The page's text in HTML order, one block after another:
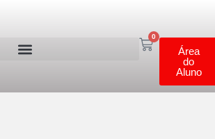
0
Área
do
Aluno